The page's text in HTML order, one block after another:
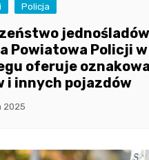
Policja
Powiatowa Policji w
oferuje
i innych pojazdów
2025